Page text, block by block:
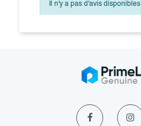
Il n'y a pas d'avis disponibles